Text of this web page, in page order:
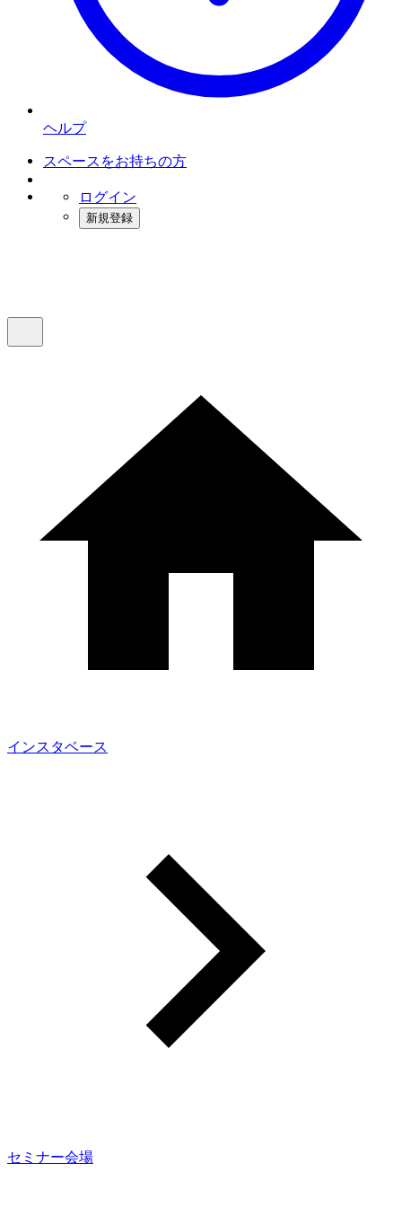
ヘルプ
スペースをお持ちの方
ログイン
新規登録
インスタベース
セミナー会場